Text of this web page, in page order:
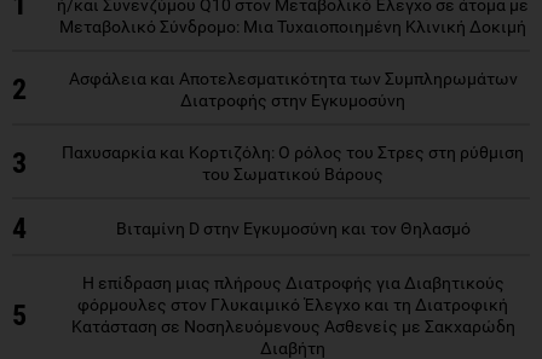
ή/και Συνενζύμου Q10 στον Μεταβολικό Έλεγχο σε άτομα με
Μεταβολικό Σύνδρομο: Μια Τυχαιοποιημένη Κλινική Δοκιμή
2
Ασφάλεια και Αποτελεσματικότητα των Συμπληρωμάτων
Διατροφής στην Εγκυμοσύνη
3
Παχυσαρκία και Κορτιζόλη: Ο ρόλος του Στρες στη ρύθμιση
του Σωματικού Βάρους
4 Βιταμίνη D στην Εγκυμοσύνη και τον Θηλασμό
5
Η επίδραση μιας πλήρους Διατροφής για Διαβητικούς
φόρμουλες στον Γλυκαιμικό Έλεγχο και τη Διατροφική
Κατάσταση σε Νοσηλευόμενους Ασθενείς με Σακχαρώδη
Διαβήτη